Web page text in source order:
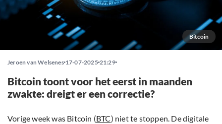
Bitcoin
Jeroen van Welsenes 17-07-2025 21:29
Bitcoin toont voor het eerst in maanden
zwakte: dreigt er een correctie?
Vorige week was Bitcoin (BTC) niet te stoppen. De digitale